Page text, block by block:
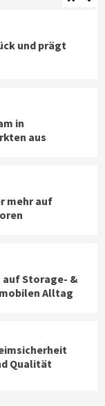
und prägt
in
aus
mehr auf
auf Storage- &
Alltag
Qualität